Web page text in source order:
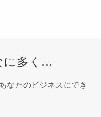
に多く...
なたのビジネスにでき